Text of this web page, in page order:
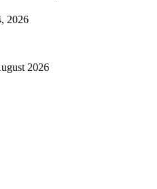
2026
2026